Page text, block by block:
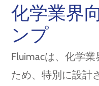
化学業界
ンプ
Fluimacは、化学
ため、特別に設計